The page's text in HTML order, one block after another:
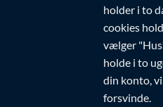
holder i to
cookies
vælger
holde i to
din konto,
forsvinde.